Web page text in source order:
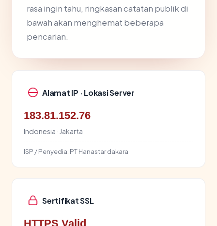
rasa ingin tahu, ringkasan catatan publik di
bawah akan menghemat beberapa
pencarian.
Alamat IP · Lokasi Server
183.81.152.76
Indonesia · Jakarta
ISP / Penyedia: PT Hanastar dakara
Sertifikat SSL
HTTPS Valid